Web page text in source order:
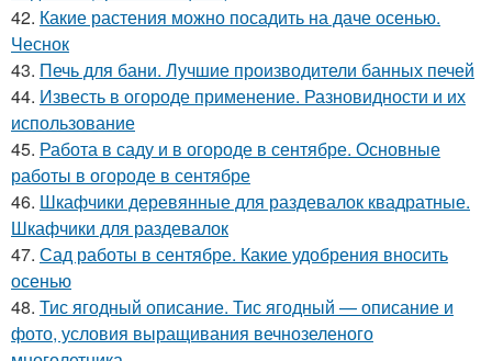
42. Какие растения можно посадить на даче осенью.
Чеснок
43. Печь для бани. Лучшие производители банных печей
44. Известь в огороде применение. Разновидности и их
использование
45. Работа в саду и в огороде в сентябре. Основные
работы в огороде в сентябре
46. Шкафчики деревянные для раздевалок квадратные.
Шкафчики для раздевалок
47. Сад работы в сентябре. Какие удобрения вносить
осенью
48. Тис ягодный описание. Тис ягодный — описание и
фото, условия выращивания вечнозеленого